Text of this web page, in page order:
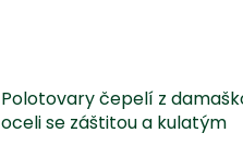
Polotovary čepelí z
oceli se záštitou a kulatým